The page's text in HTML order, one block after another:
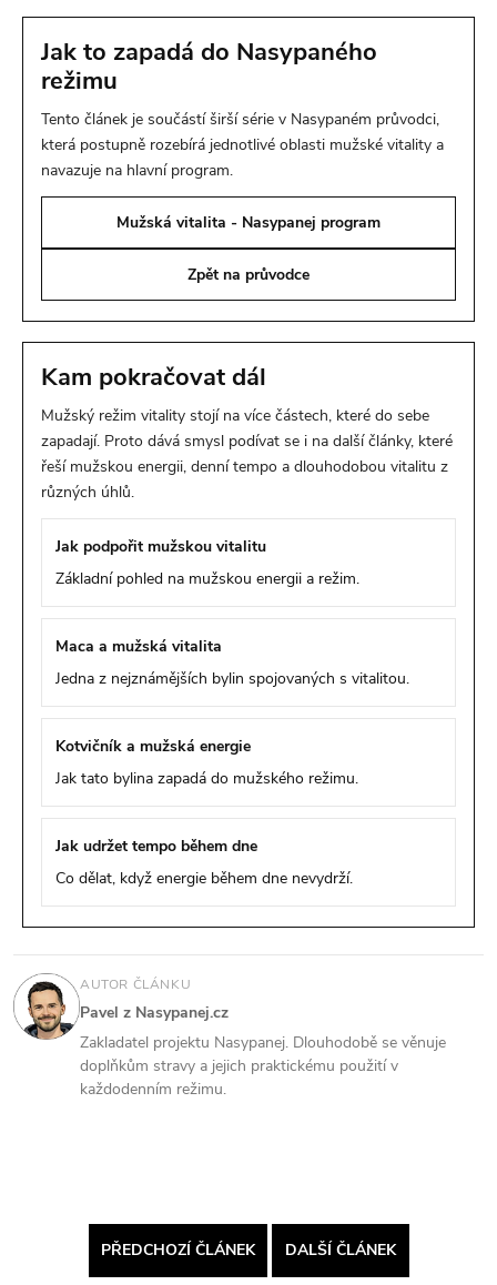
Jak to zapadá do Nasypaného
režimu
Tento článek je součástí širší série v Nasypaném průvodci,
která postupně rozebírá jednotlivé oblasti mužské vitality a
navazuje na hlavní program.
Mužská vitalita - Nasypanej program
Zpět na průvodce
Kam pokračovat dál
Mužský režim vitality stojí na více částech, které do sebe
zapadají. Proto dává smysl podívat se i na další články, které
řeší mužskou energii, denní tempo a dlouhodobou vitalitu z
různých úhlů.
Jak podpořit mužskou vitalitu
Základní pohled na mužskou energii a režim.
Maca a mužská vitalita
Jedna z nejznámějších bylin spojovaných s vitalitou.
Kotvičník a mužská energie
Jak tato bylina zapadá do mužského režimu.
Jak udržet tempo během dne
Co dělat, když energie během dne nevydrží.
AUTOR ČLÁNKU
Pavel z Nasypanej.cz
Zakladatel projektu Nasypanej. Dlouhodobě se věnuje
doplňkům stravy a jejich praktickému použití v
každodenním režimu.
PŘEDCHOZÍ ČLÁNEK DALŠÍ ČLÁNEK